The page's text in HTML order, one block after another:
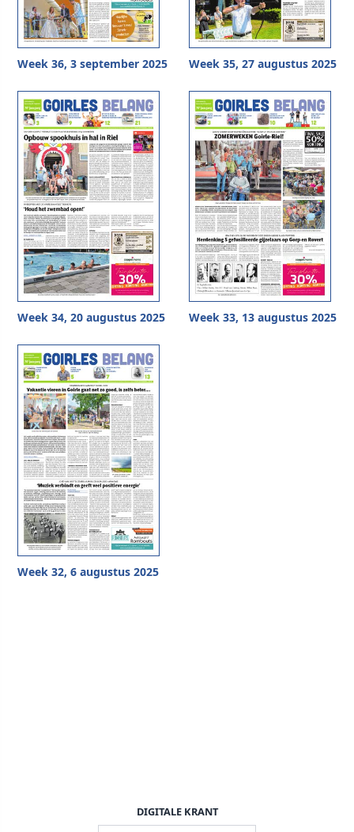
Week 36, 3 september 2025 Week 35, 27 augustus 2025
Week 34, 20 augustus 2025 Week 33, 13 augustus 2025
Week 32, 6 augustus 2025
DIGITALE KRANT